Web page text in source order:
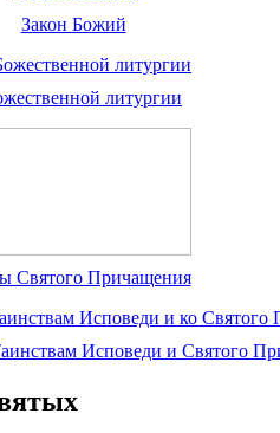
Закон Божий
литургии
Святого Причащения
Исповеди и Святого